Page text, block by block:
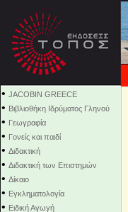
• JACOBIN GREECE
• Βιβλιοθήκη Ιδρύματος Γληνού
• Γεωγραφία
• Γονείς και παιδί
• Διδακτική
• Διδακτική των Επιστημών
• Δίκαιο
• Εγκληματολογία
• Ειδική Αγωγή